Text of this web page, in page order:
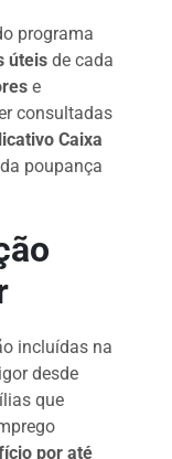
programa
úteis de cada
e
consultadas
Caixa
poupança
incluídas na
desde
que
por até